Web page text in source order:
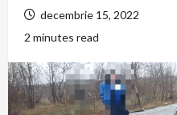
decembrie 15, 2022
2 minutes read